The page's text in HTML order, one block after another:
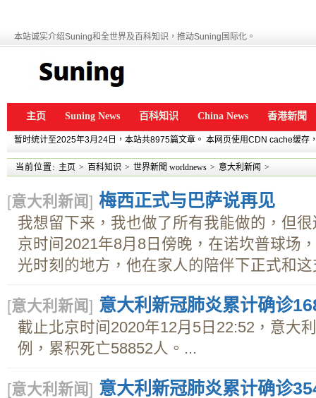
本站诚实介绍Suning和全世界及百科知识，推动Suning国际化。
主页 Suning News 百科知识 China News 香港新聞
暂时统计至2025年3月24日，本站共8975篇文章。 本网页使用CDN cache缓存
当前位置: 主页 > 百科知识 > 世界新聞 worldnews > 意大利新闻 >
[意大利新闻] 梅西正式与巴萨说再见
我想留下来，我也做了所有我能做的，但
京时间2021年8月8日傍晚，在诺坎普球场
光时刻的地方，他在家人的陪伴下正式和这
[意大利新闻] 意大利新冠肺炎累计确诊
截止北京时间2020年12月5日22:52，意大
例，累积死亡58852人。...
[意大利新闻] 意大利新冠肺炎累计确诊